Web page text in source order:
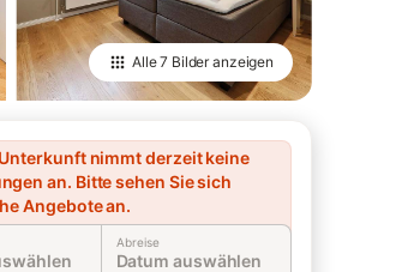
Alle7 Bilderanzeigen
nimmt derzeit keine
an. Bitte sehen Sie sich
Angebote an.
Abreise
Datum auswählen